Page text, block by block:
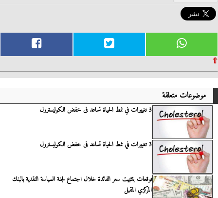
⇧
موضوعات متعلقة
3 تغييرات في نمط الحياة تساعد فى خفض الكوليسترول
3 تغييرات في نمط الحياة تساعد فى خفض الكوليسترول
توقعات بتثبيت سعر الفائدة خلال اجتماع لجنة السياسة النقدية بالبنك
المركزي المقبل